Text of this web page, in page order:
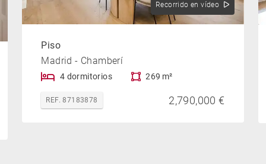
Recorrido en vídeo
Piso
Madrid - Chamberí
4 dormitorios 269 m²
REF. 87183878 2,790,000 €